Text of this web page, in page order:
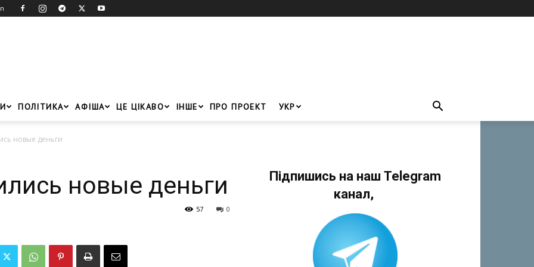
ПОЛІТИКА АФІША ЦЕ ЦІКАВО ІНШЕ ПРО ПРОЕКТ УКР
новые деньги
новые деньги
0
57
Підпишись на наш Telegram
канал,